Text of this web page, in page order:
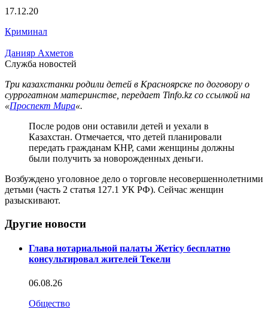
17.12.20
Криминал
Данияр Ахметов
Служба новостей
Три казахстанки родили детей в Красноярске по договору о
суррогатном материнстве, передает Tinfo.kz со ссылкой на
«Проспект Мира«.
После родов они оставили детей и уехали в
Казахстан. Отмечается, что детей планировали
передать гражданам КНР, сами женщины должны
были получить за новорожденных деньги.
Возбуждено уголовное дело о торговле несовершеннолетними
детьми (часть 2 статья 127.1 УК РФ). Сейчас женщин
разыскивают.
Другие новости
Глава нотариальной палаты Жетісу бесплатно
консультировал жителей Текели
06.08.26
Общество